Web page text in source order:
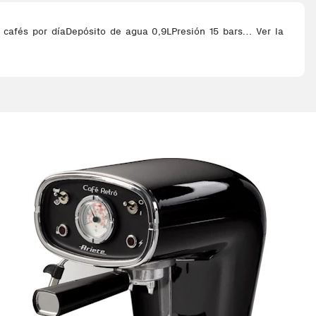
por díaDepósito de agua 0,9LPresión 15 bars… Ver la